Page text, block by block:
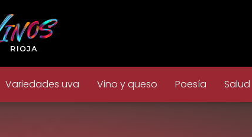
Variedades uva Vino y queso Poesía Salud